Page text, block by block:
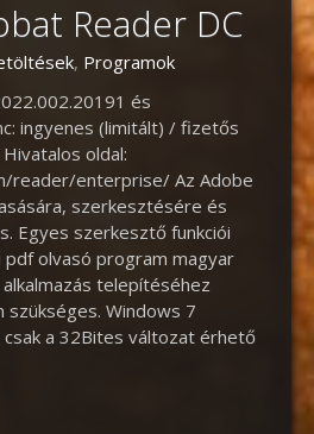
Reader DC
in , Programok
és
ingyenes (limitált) / fizetős
oldal:
reader/enterprise/ Az Adobe
szerkesztésére és
Egyes szerkesztő funkciói
olvasó program magyar
telepítéséhez
Windows 7
a 32Bites változat érhető